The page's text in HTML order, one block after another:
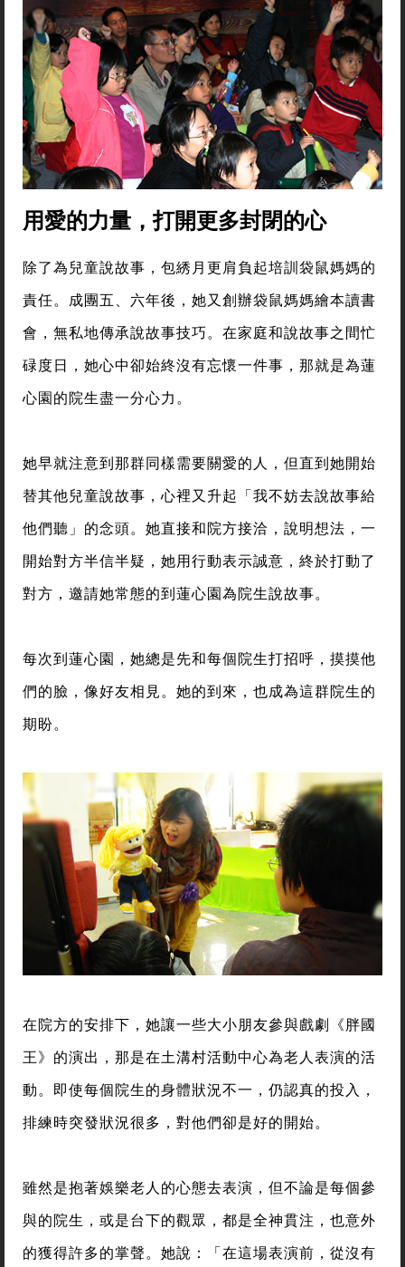
用愛的力量，打開更多封閉的心
除了為兒童說故事，包綉月更肩負起培訓袋鼠媽媽的
責任。成團五、六年後，她又創辦袋鼠媽媽繪本讀書
會，無私地傳承說故事技巧。在家庭和說故事之間忙
碌度日，她心中卻始終沒有忘懷一件事，那就是為蓮
心園的院生盡一分心力。
她早就注意到那群同樣需要關愛的人，但直到她開始
替其他兒童說故事，心裡又升起「我不妨去說故事給
他們聽」的念頭。她直接和院方接洽，說明想法，一
開始對方半信半疑，她用行動表示誠意，終於打動了
對方，邀請她常態的到蓮心園為院生說故事。
每次到蓮心園，她總是先和每個院生打招呼，摸摸他
們的臉，像好友相見。她的到來，也成為這群院生的
期盼。
在院方的安排下，她讓一些大小朋友參與戲劇《胖國
王》的演出，那是在土溝村活動中心為老人表演的活
動。即使每個院生的身體狀況不一，仍認真的投入，
排練時突發狀況很多，對他們卻是好的開始。
雖然是抱著娛樂老人的心態去表演，但不論是每個參
與的院生，或是台下的觀眾，都是全神貫注，也意外
的獲得許多的掌聲。她說：「在這場表演前，從沒有